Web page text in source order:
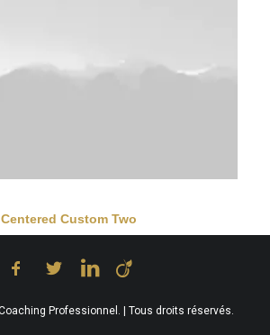
Centered Custom Two
Professionnel. | Tous droits réservés.